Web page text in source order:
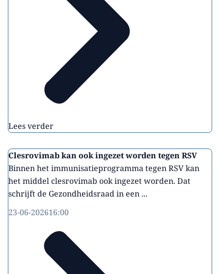
Lees verder
Clesrovimab kan ook ingezet worden tegen RSV
Binnen het immunisatieprogramma tegen RSV kan
het middel clesrovimab ook ingezet worden. Dat
schrijft de Gezondheidsraad in een ...
23-06-202616:00